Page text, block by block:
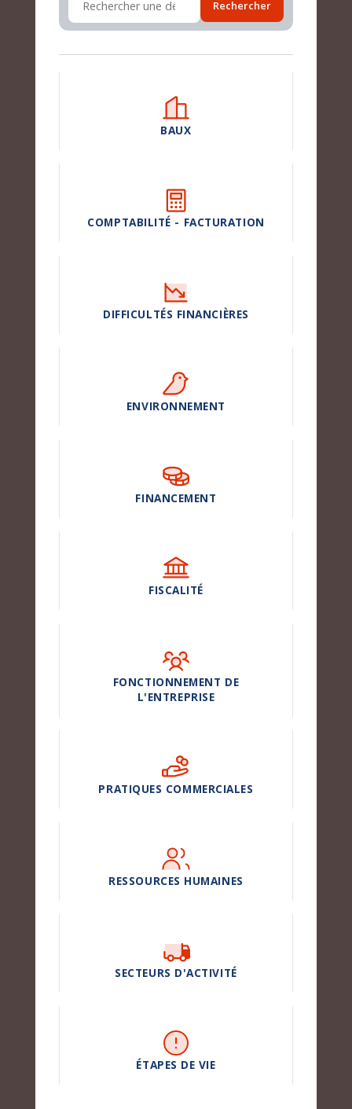
Rechercher
BAUX
COMPTABILITÉ - FACTURATION
DIFFICULTÉS FINANCIÈRES
ENVIRONNEMENT
FINANCEMENT
FISCALITÉ
FONCTIONNEMENT DE
L'ENTREPRISE
PRATIQUES COMMERCIALES
RESSOURCES HUMAINES
SECTEURS D'ACTIVITÉ
ÉTAPES DE VIE